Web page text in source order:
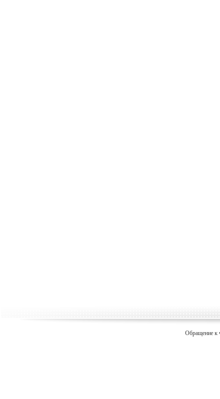
Обращение к